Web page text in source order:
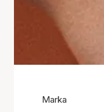
Marka